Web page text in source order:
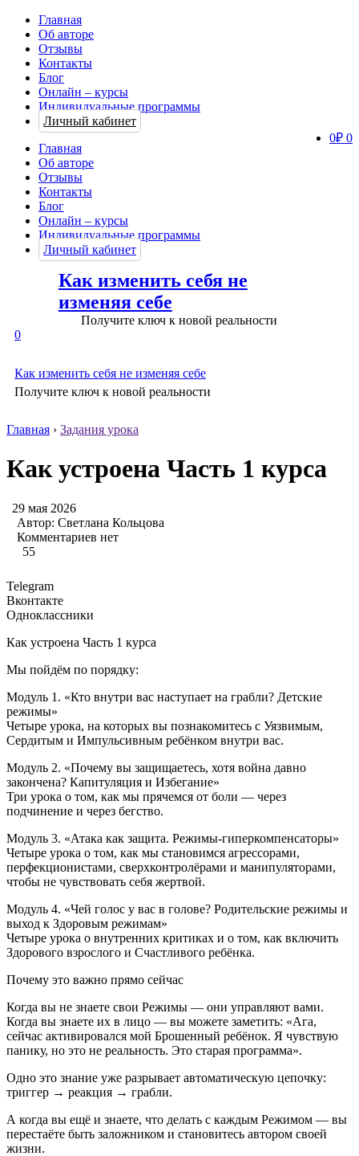
Главная
Об авторе
Отзывы
Контакты
Блог
Онлайн – курсы
Индивидуальные программы
Личный кабинет
0₽ 0
Главная
Об авторе
Отзывы
Контакты
Блог
Онлайн – курсы
Индивидуальные программы
Личный кабинет
Как изменить себя не
изменяя себе
Получите ключ к новой реальности
0
Как изменить себя не изменяя себе
Получите ключ к новой реальности
Главная › Задания урока
Как устроена Часть 1 курса
29 мая 2026
Автор: Светлана Кольцова
Комментариев нет
55
Telegram
Вконтакте
Одноклассники
Как устроена Часть 1 курса
Мы пойдём по порядку:
Модуль 1. «Кто внутри вас наступает на грабли? Детские
режимы»
Четыре урока, на которых вы познакомитесь с Уязвимым,
Сердитым и Импульсивным ребёнком внутри вас.
Модуль 2. «Почему вы защищаетесь, хотя война давно
закончена? Капитуляция и Избегание»
Три урока о том, как мы прячемся от боли — через
подчинение и через бегство.
Модуль 3. «Атака как защита. Режимы-гиперкомпенсаторы»
Четыре урока о том, как мы становимся агрессорами,
перфекционистами, сверхконтролёрами и манипуляторами,
чтобы не чувствовать себя жертвой.
Модуль 4. «Чей голос у вас в голове? Родительские режимы и
выход к Здоровым режимам»
Четыре урока о внутренних критиках и о том, как включить
Здорового взрослого и Счастливого ребёнка.
Почему это важно прямо сейчас
Когда вы не знаете свои Режимы — они управляют вами.
Когда вы знаете их в лицо — вы можете заметить: «Ага,
сейчас активировался мой Брошенный ребёнок. Я чувствую
панику, но это не реальность. Это старая программа».
Одно это знание уже разрывает автоматическую цепочку:
триггер → реакция → грабли.
А когда вы ещё и знаете, что делать с каждым Режимом — вы
перестаёте быть заложником и становитесь автором своей
жизни.